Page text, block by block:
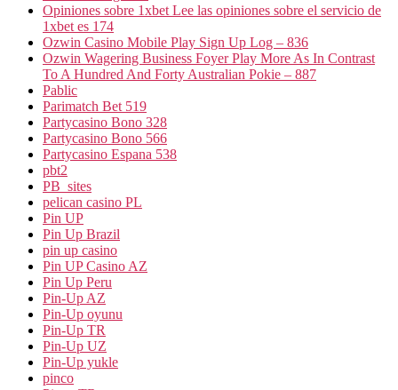
Opiniones sobre 1xbet Lee las opiniones sobre el servicio de
1xbet es 174
Ozwin Casino Mobile Play Sign Up Log – 836
Ozwin Wagering Business Foyer Play More As In Contrast
To A Hundred And Forty Australian Pokie – 887
Pablic
Parimatch Bet 519
Partycasino Bono 328
Partycasino Bono 566
Partycasino Espana 538
pbt2
PB_sites
pelican casino PL
Pin UP
Pin Up Brazil
pin up casino
Pin UP Casino AZ
Pin Up Peru
Pin-Up AZ
Pin-Up oyunu
Pin-Up TR
Pin-Up UZ
Pin-Up yukle
pinco